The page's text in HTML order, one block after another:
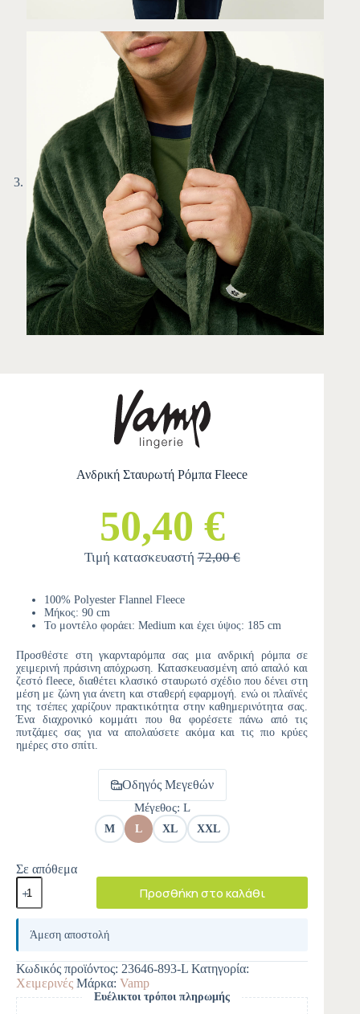
Ανδρική Σταυρωτή Ρόμπα Fleece
50,40 €
Τιμή κατασκευαστή72,00 €
100% Polyester Flannel Fleece
Μήκος: 90 cm
Το μοντέλο φοράει: Medium και έχει ύψος: 185 cm
Προσθέστε στη γκαρνταρόμπα σας μια ανδρική ρόμπα σε
χειμερινή πράσινη απόχρωση. Κατασκευασμένη από απαλό και
ζεστό fleece, διαθέτει κλασικό σταυρωτό σχέδιο που δένει στη
μέση με ζώνη για άνετη και σταθερή εφαρμογή. ενώ οι πλαϊνές
της τσέπες χαρίζουν πρακτικότητα στην καθημερινότητα σας.
Ένα διαχρονικό κομμάτι που θα φορέσετε πάνω από τις
πυτζάμες σας για να απολαύσετε ακόμα και τις πιο κρύες
ημέρες στο σπίτι.
Οδηγός Μεγεθών
Μέγεθος: L
M L XL XXL
Σε απόθεμα
Προσθήκη στο καλάθι
A
e
r
n
a
Άμεση αποστολή
Κωδικός προϊόντος: 23646-893-L Κατηγορία:
Χειμερινές Μάρκα: Vamp
Ευέλικτοι τρόποι πληρωμής